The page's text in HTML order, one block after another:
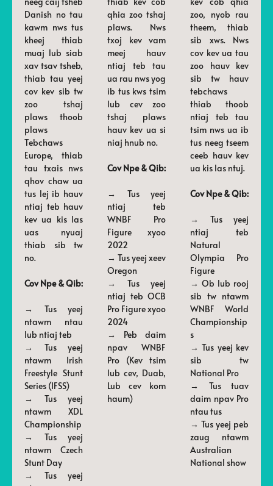
Danish no tau
kawm nws tus
kheej thiab
muaj lub siab
xav tsav tsheb,
thiab tau yeej
cov kev sib tw
zoo tshaj
plaws thoob
plaws
Tebchaws
Europe, thiab
tau txais nws
qhov chaw ua
tus lej ib hauv
ntiaj teb hauv
kev ua kis las
uas nyuaj
thiab sib tw
no.
Cov Npe & Qib:
→ Tus yeej
ntawm ntau
lub ntiaj teb
→ Tus yeej
ntawm Irish
Freestyle Stunt
Series (IFSS)
→ Tus yeej
ntawm XDL
Championship
→ Tus yeej
ntawm Czech
Stunt Day
→ Tus yeej
qhia zoo tshaj
plaws. Nws
txoj kev vam
meej hauv
ntiaj teb tau
ua rau nws yog
ib tus kws tsim
lub cev zoo
tshaj plaws
hauv kev ua si
niaj hnub no.
Cov Npe & Qib:
→ Tus yeej
ntiaj teb
WNBF Pro
Figure xyoo
2022
→ Tus yeej xeev
Oregon
→ Tus yeej
ntiaj teb OCB
Pro Figure xyoo
2024
→ Peb daim
npav WNBF
Pro (Kev tsim
lub cev, Duab,
Lub cev kom
haum)
zoo, nyob rau
theem, thiab
sib xws. Nws
cov kev ua tau
zoo hauv kev
sib tw hauv
tebchaws
thiab thoob
ntiaj teb tau
tsim nws ua ib
tus neeg tseem
ceeb hauv kev
ua kis las ntuj.
Cov Npe & Qib:
→ Tus yeej
ntiaj teb
Natural
Olympia Pro
Figure
→ Ob lub rooj
sib tw ntawm
WNBF World
Championship
s
→ Tus yeej kev
sib tw
National Pro
→ Tus tuav
daim npav Pro
ntau tus
→ Tus yeej peb
zaug ntawm
Australian
National show